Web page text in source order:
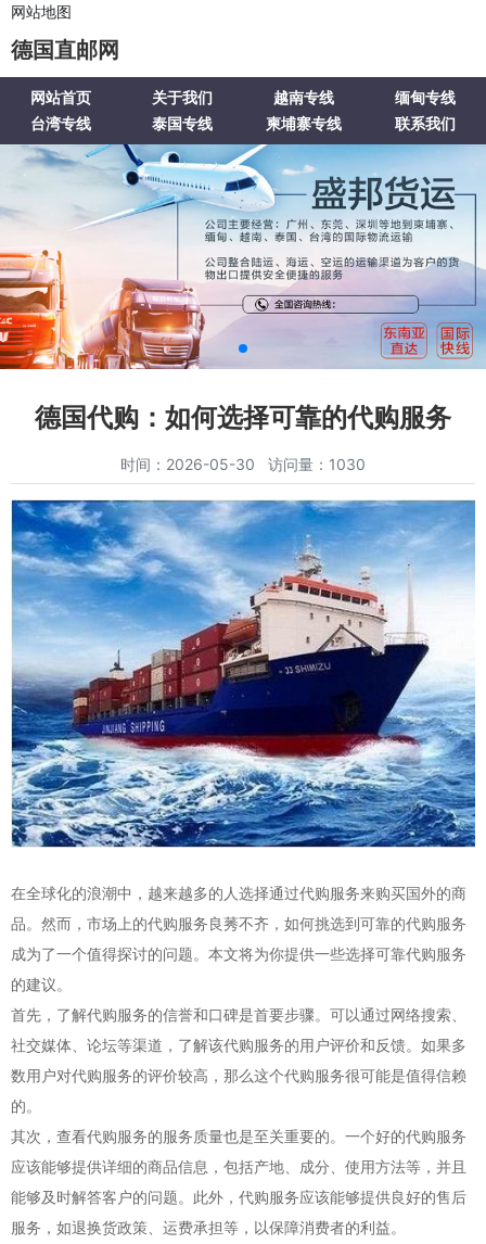
网站地图
德国直邮网
网站首页 关于我们 越南专线
缅甸专线
台湾专线
泰国专线 柬埔寨专线 联系我们
德国代购：如何选择可靠的代购服务
时间：2026-05-30 访问量：1030
在全球化的浪潮中，越来越多的人选择通过代购服务来购买国外的商
品。然而，市场上的代购服务良莠不齐，如何挑选到可靠的代购服务
成为了一个值得探讨的问题。本文将为你提供一些选择可靠代购服务
的建议。
首先，了解代购服务的信誉和口碑是首要步骤。可以通过网络搜索、
社交媒体、论坛等渠道，了解该代购服务的用户评价和反馈。如果多
数用户对代购服务的评价较高，那么这个代购服务很可能是值得信赖
的。
其次，查看代购服务的服务质量也是至关重要的。一个好的代购服务
应该能够提供详细的商品信息，包括产地、成分、使用方法等，并且
能够及时解答客户的问题。此外，代购服务应该能够提供良好的售后
服务，如退换货政策、运费承担等，以保障消费者的利益。